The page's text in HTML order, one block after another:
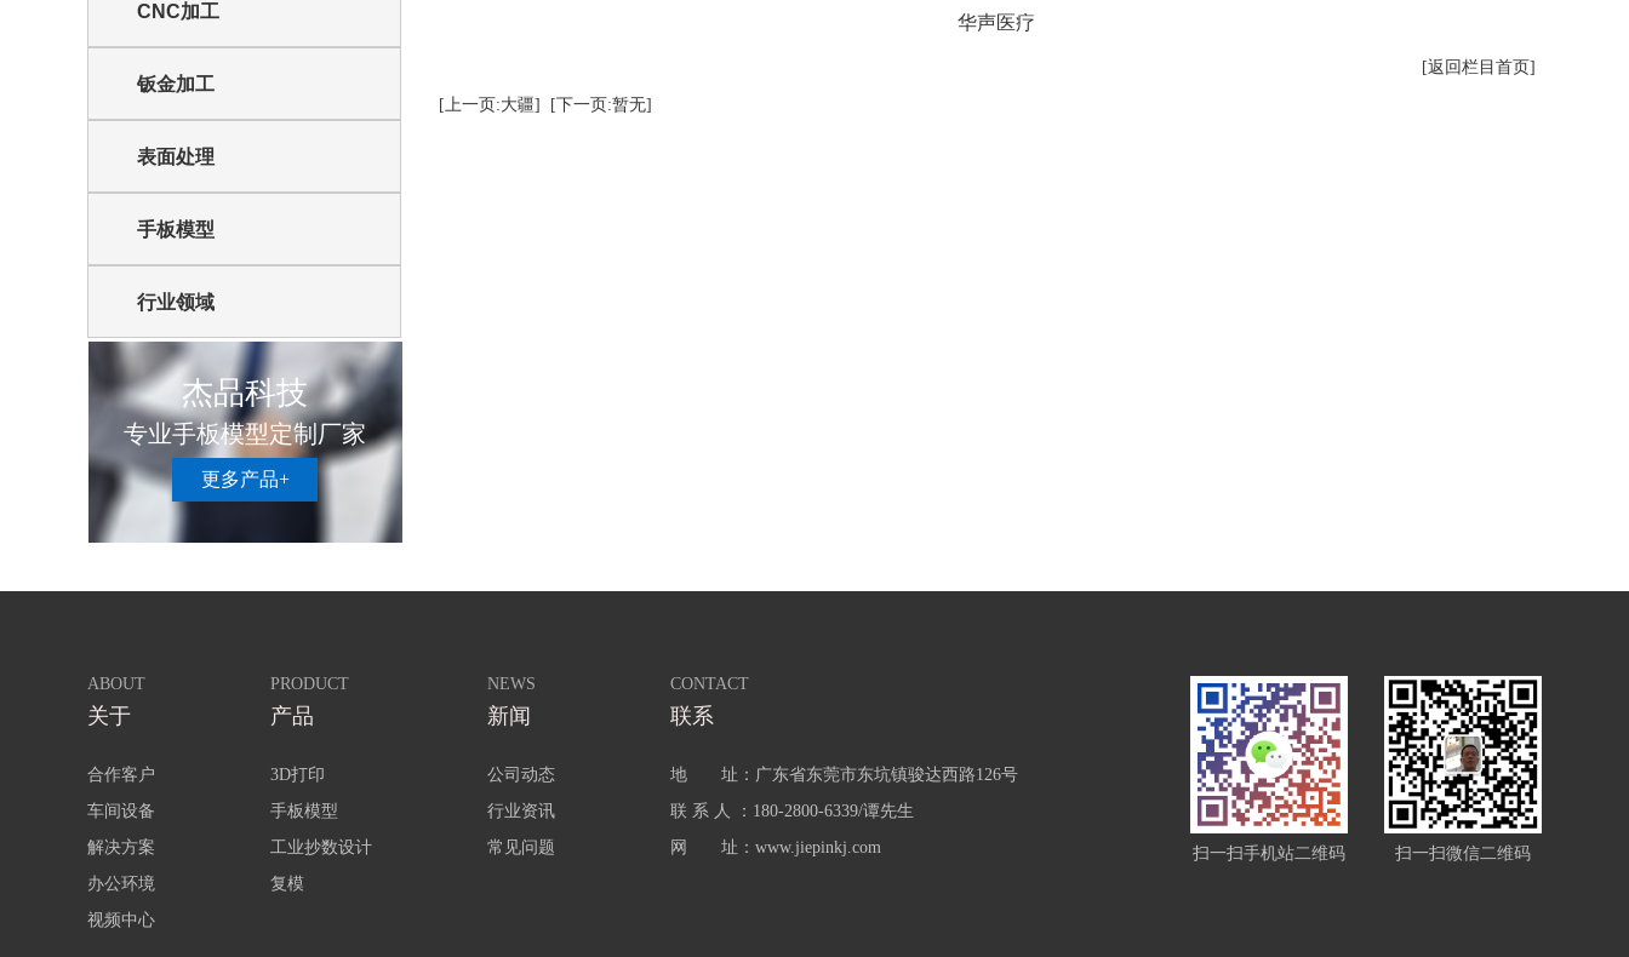
CNC加工
钣金加工
表面处理
手板模型
行业领域
杰品科技
专业手板模型定制厂家
更多产品+
华声医疗
[返回栏目首页]
[上一页:大疆] [下一页:暂无]
ABOUT
关于
合作客户
车间设备
解决方案
办公环境
视频中心
PRODUCT
产品
3D打印
手板模型
工业抄数设计
复模
NEWS
新闻
公司动态
行业资讯
常见问题
CONTACT
联系
地 址：广东省东莞市东坑镇骏达西路126号
联 系 人 ：180-2800-6339/谭先生
网 址：www.jiepinkj.com
扫一扫手机站二维码 扫一扫微信二维码